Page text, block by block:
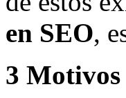
en SEO,
3 Motivos